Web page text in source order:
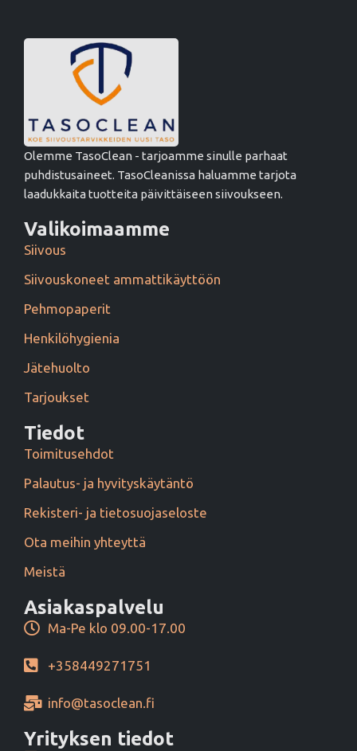
Olemme TasoClean - tarjoamme sinulle parhaat
puhdistusaineet. TasoCleanissa haluamme tarjota
laadukkaita tuotteita päivittäiseen siivoukseen.
Valikoimaamme
Siivous
Siivouskoneet ammattikäyttöön
Pehmopaperit
Henkilöhygienia
Jätehuolto
Tarjoukset
Tiedot
Toimitusehdot
Palautus- ja hyvityskäytäntö
Rekisteri- ja tietosuojaseloste
Ota meihin yhteyttä
Meistä
Asiakaspalvelu
Ma-Pe klo 09.00-17.00
+358449271751
info@tasoclean.fi
Yrityksen tiedot